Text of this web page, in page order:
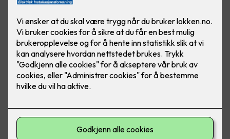
PlugPay er en kompetent og sikker løsning for deg som
En komplett operatør av ladeanlegg